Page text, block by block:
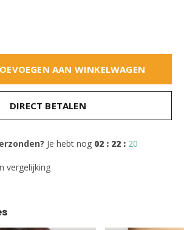
AAN WINKELWAGEN
DIRECT BETALEN
Je hebt nog 02 : 22 : 19
vergelijking